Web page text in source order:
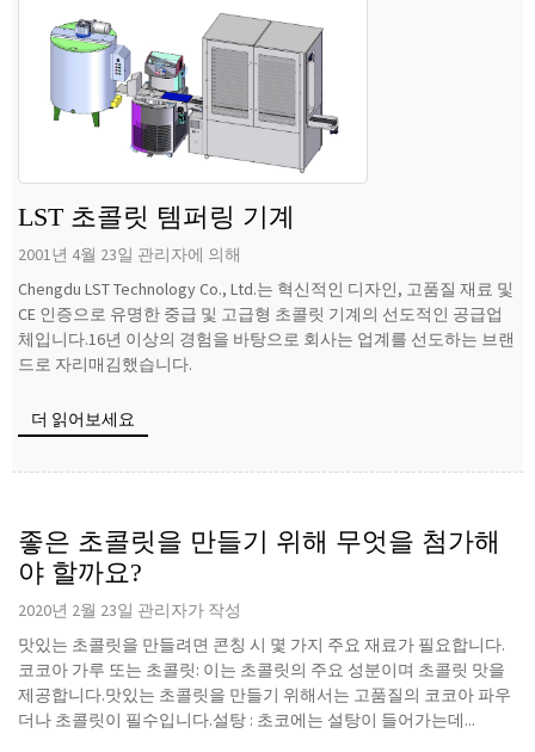
LST 초콜릿 템퍼링 기계
2001년 4월 23일 관리자에 의해
Chengdu LST Technology Co., Ltd.는 혁신적인 디자인, 고품질 재료 및
CE 인증으로 유명한 중급 및 고급형 초콜릿 기계의 선도적인 공급업
체입니다.16년 이상의 경험을 바탕으로 회사는 업계를 선도하는 브랜
드로 자리매김했습니다.
더 읽어보세요
좋은 초콜릿을 만들기 위해 무엇을 첨가해
야 할까요?
2020년 2월 23일 관리자가 작성
맛있는 초콜릿을 만들려면 콘칭 시 몇 가지 주요 재료가 필요합니다.
코코아 가루 또는 초콜릿: 이는 초콜릿의 주요 성분이며 초콜릿 맛을
제공합니다.맛있는 초콜릿을 만들기 위해서는 고품질의 코코아 파우
더나 초콜릿이 필수입니다.설탕 : 초코에는 설탕이 들어가는데...